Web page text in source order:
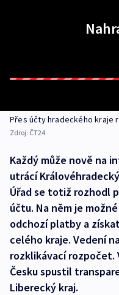
Přes účty hradeckého kraje
Zdroj: ČT24
Každý může nově na
utrácí
Úřad se totiž rozhodl
účtu. Na něm je
odchozí platby a
celého kraje. Vedení
rozklikávací rozpočet.
Česku spustil
Liberecký kraj.